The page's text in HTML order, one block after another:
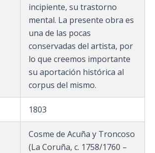
incipiente, su trastorno
mental. La presente obra es
una de las pocas
conservadas del artista, por
lo que creemos importante
su aportación histórica al
corpus del mismo.
1803
Cosme de Acuña y Troncoso
(La Coruña, c. 1758/1760 –